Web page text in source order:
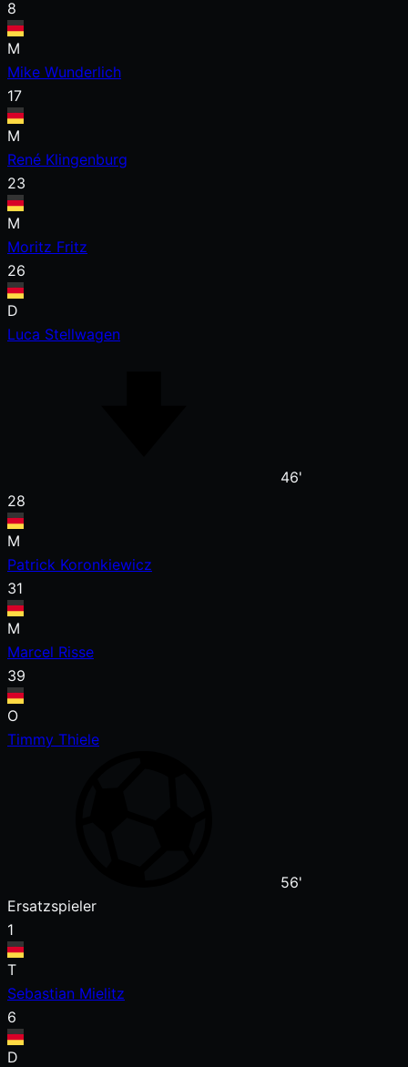
8
M
Mike Wunderlich
17
M
René Klingenburg
23
M
Moritz Fritz
26
D
Luca Stellwagen
46'
28
M
Patrick Koronkiewicz
31
M
Marcel Risse
39
O
Timmy Thiele
56'
Ersatzspieler
1
T
Sebastian Mielitz
6
D